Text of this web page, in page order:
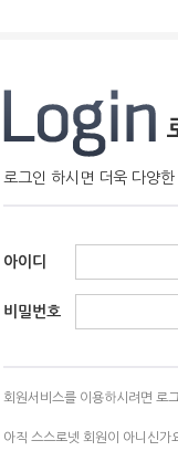
로그인 하시면 더욱 다양
아이디
비밀번호
회원서비스를 이용하시려면 로
아직 스스로넷 회원이 아니신가